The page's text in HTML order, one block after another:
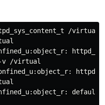
/virtual
-v /virtual